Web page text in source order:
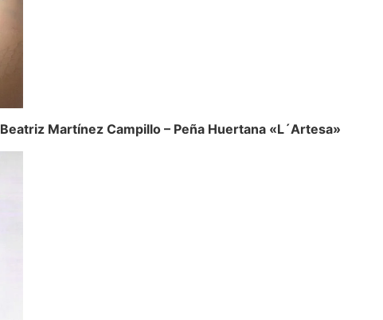
Beatriz Martínez Campillo – Peña Huertana «L´Artesa»